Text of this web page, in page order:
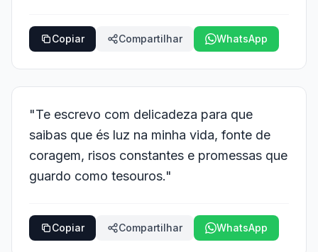
Copiar Compartilhar WhatsApp
"Te escrevo com delicadeza para que
saibas que és luz na minha vida, fonte de
coragem, risos constantes e promessas que
guardo como tesouros."
Copiar Compartilhar WhatsApp